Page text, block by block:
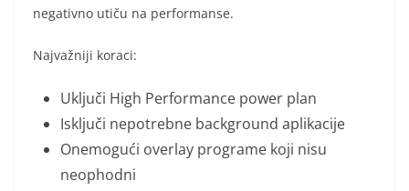
negativno utiču na performanse.
Najvažniji koraci:
Uključi High Performance power plan
Isključi nepotrebne background aplikacije
Onemogući overlay programe koji nisu
neophodni